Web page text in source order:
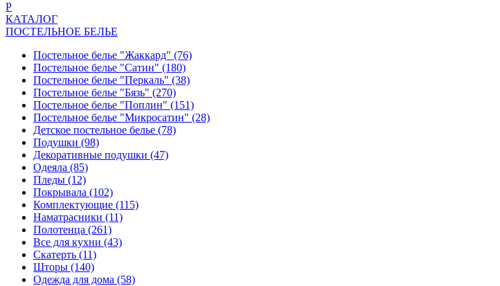
Р
КАТАЛОГ
ПОСТЕЛЬНОЕ БЕЛЬЕ
Постельное белье "Жаккард" (76)
Постельное белье "Сатин" (180)
Постельное белье "Перкаль" (38)
Постельное белье "Бязь" (270)
Постельное белье "Поплин" (151)
Постельное белье "Микросатин" (28)
Детское постельное белье (78)
Подушки (98)
Декоративные подушки (47)
Одеяла (85)
Пледы (12)
Покрывала (102)
Комплектующие (115)
Наматрасники (11)
Полотенца (261)
Все для кухни (43)
Скатерть (11)
Шторы (140)
Одежда для дома (58)